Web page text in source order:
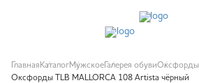
Главная КаталогМужское Галерея обувиОксфорды
Оксфорды TLB MALLORCA 108 Artista чёрный